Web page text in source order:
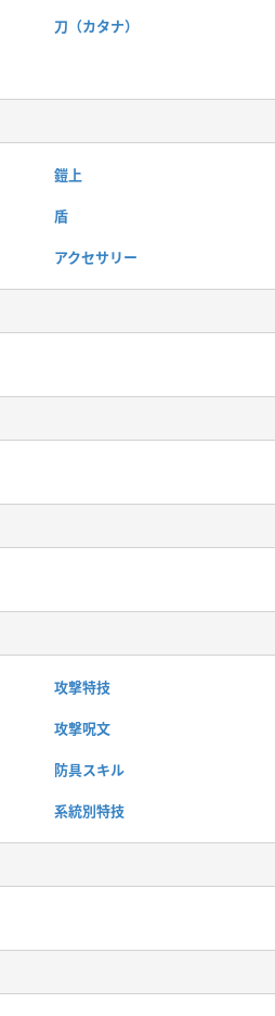
刀（カタナ）
鎧上
盾
アクセサリー
攻撃特技
攻撃呪文
防具スキル
系統別特技